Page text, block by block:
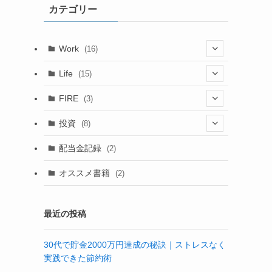
ブカテゴリー
Work (16)
(4)
(6)
Life (15)
(15)
(1)
(4)
FIRE (3)
(1)
投資 (8)
(2)
(2)
配当金記録 (2)
オススメ書籍 (2)
最近の投稿
30代で貯金2000万円達成の秘訣｜ストレスなく
実践できた節約術